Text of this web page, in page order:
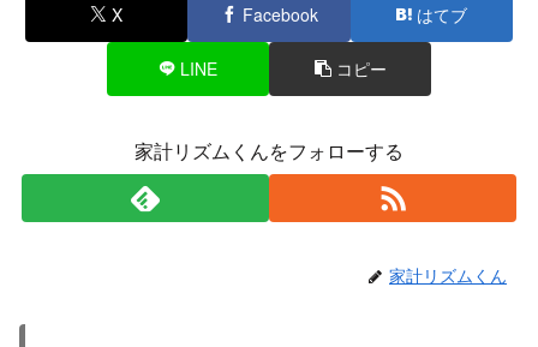
X Facebook はてブ
LINE コピー
家計リズムくんをフォローする
家計リズムくん